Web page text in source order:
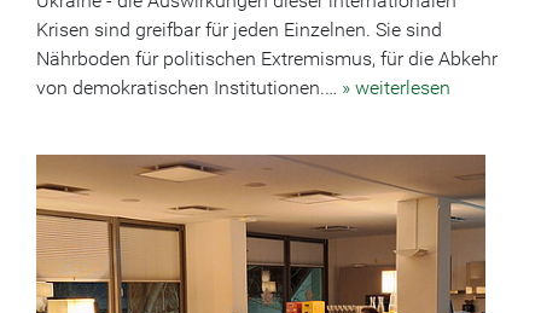
Krisen sind greifbar für jeden Einzelnen. Sie sind
Nährboden für politischen Extremismus, für die Abkehr
von demokratischen Institutionen.… » weiterlesen